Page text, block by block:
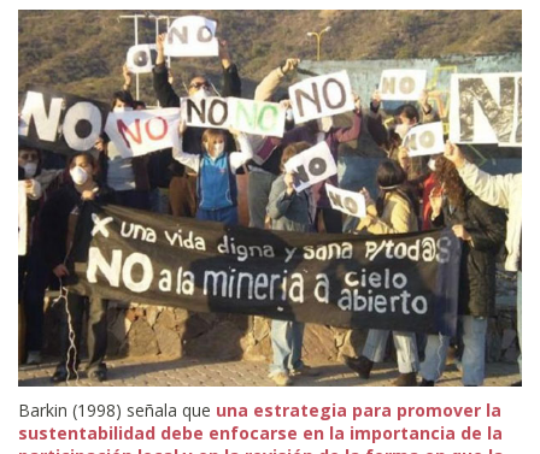
Barkin (1998) señala que una estrategia para promover la
sustentabilidad debe enfocarse en la importancia de la